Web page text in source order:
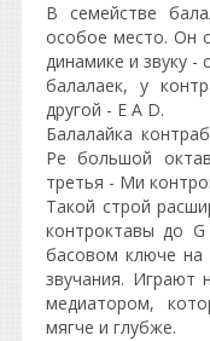
В семействе
особое место. Он
динамике и звуку -
балалаек, у
другой - Е A D.
Балалайка
Ре большой
третья - Ми
Такой строй
контроктавы до
басовом ключе на
звучания. Играют
медиатором,
мягче и глубже.